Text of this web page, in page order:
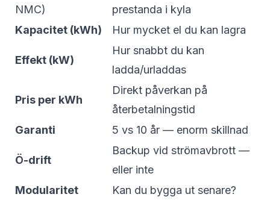
NMC)
prestanda i kyla
Kapacitet (kWh)
Hur mycket el du kan lagra
Effekt (kW)
Hur snabbt du kan
ladda/urladdas
Pris per kWh
Direkt påverkan på
återbetalningstid
Garanti
5 vs 10 år — enorm skillnad
Ö-drift
Backup vid strömavbrott —
eller inte
Modularitet
Kan du bygga ut senare?